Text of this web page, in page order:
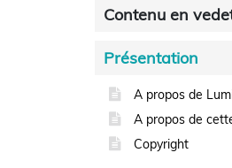
Contenu en
Présentation
A propos de
A propos de
Copyright